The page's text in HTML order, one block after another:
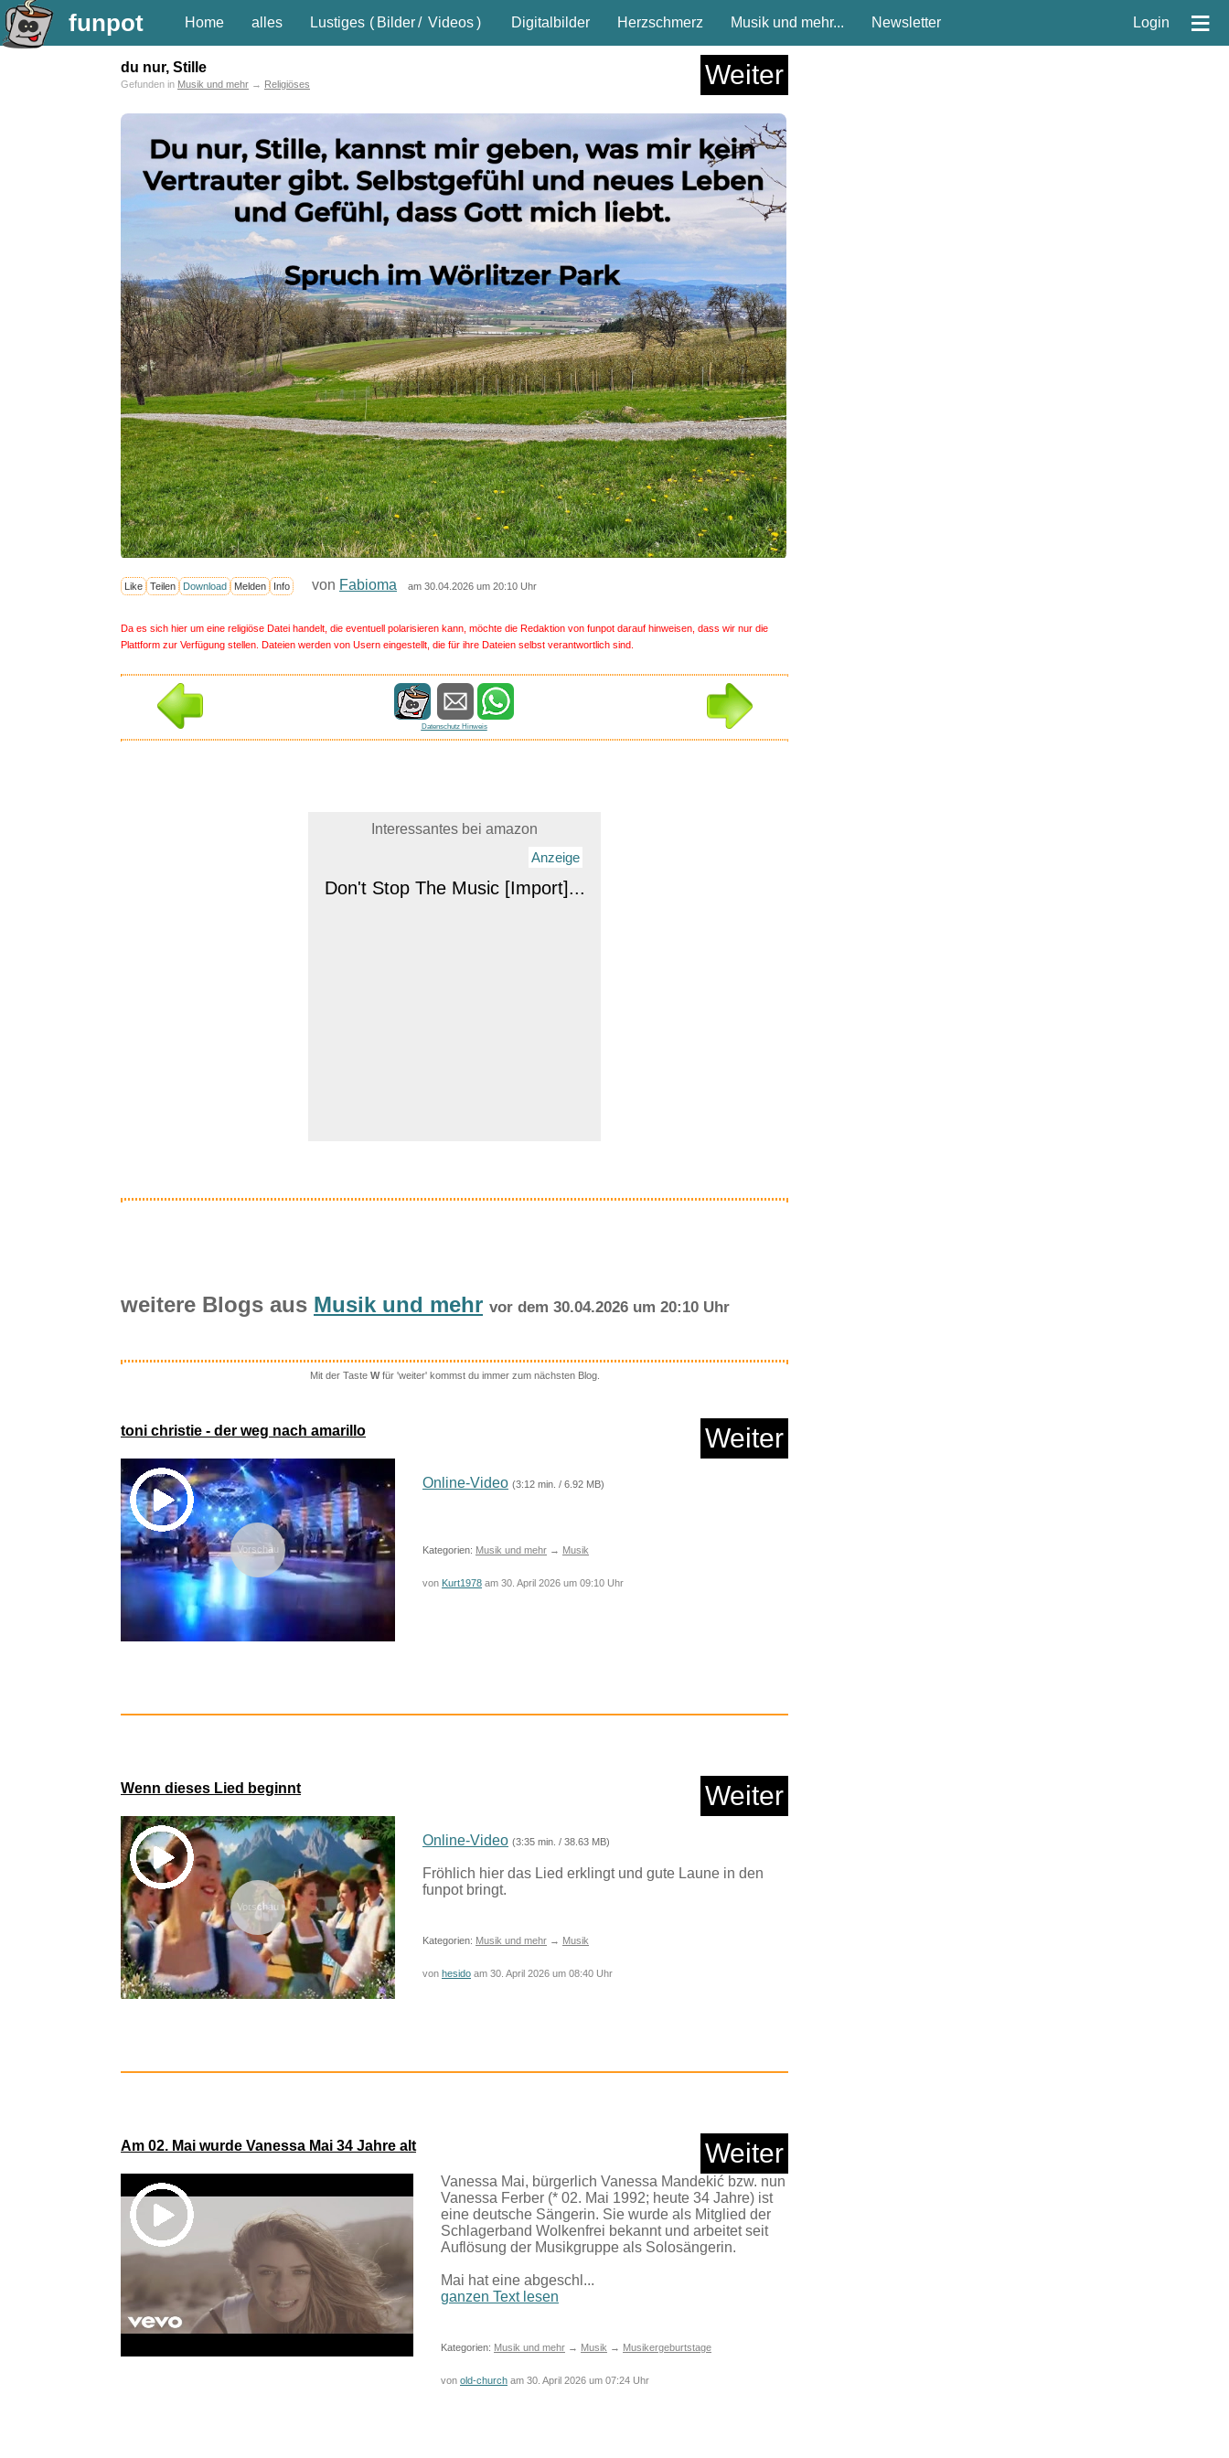
funpot Home alles Lustiges ( Bilder/ Videos) Digitalbilder Herzschmerz Musik und mehr... Newsletter Login ≡
du nur, Stille Weiter
Gefunden in Musik und mehr → Religiöses
Like Teilen Download Melden Info von Fabioma am 30.04.2026 um 20:10 Uhr
Da es sich hier um eine religiöse Datei handelt, die eventuell polarisieren kann, möchte die Redaktion von funpot darauf hinweisen, dass wir nur die
Plattform zur Verfügung stellen. Dateien werden von Usern eingestellt, die für ihre Dateien selbst verantwortlich sind.
Datenschutz Hinweis
Interessantes bei amazon
Anzeige
Anzeige
Oathbringer: Book Three of the...
Rockabilly Slapbass: a slight ...
weitere Blogs aus Musik und mehr vor dem 30.04.2026 um 20:10 Uhr
Mit der Taste Wfür 'weiter' kommst du immer zum nächsten Blog.
toni christie - der weg nach amarillo Weiter
Vorschau
Online-Video (3:12 min. / 6.92 MB)
Kategorien: Musik und mehr → Musik
von Kurt1978 am 30. April 2026 um 09:10 Uhr
Wenn dieses Lied beginnt Weiter
Vorschau
Online-Video (3:35 min. / 38.63 MB)
Fröhlich hier das Lied erklingt und gute Laune in den
funpot bringt.
Kategorien: Musik und mehr → Musik
von hesido am 30. April 2026 um 08:40 Uhr
Am 02. Mai wurde Vanessa Mai 34 Jahre alt Weiter
Vanessa Mai, bürgerlich Vanessa Mandekić bzw. nun
Vanessa Ferber (* 02. Mai 1992; heute 34 Jahre) ist
eine deutsche Sängerin. Sie wurde als Mitglied der
Schlagerband Wolkenfrei bekannt und arbeitet seit
Auflösung der Musikgruppe als Solosängerin.
Mai hat eine abgeschl...
ganzen Text lesen
Kategorien: Musik und mehr → Musik → Musikergeburtstage
von old-church am 30. April 2026 um 07:24 Uhr